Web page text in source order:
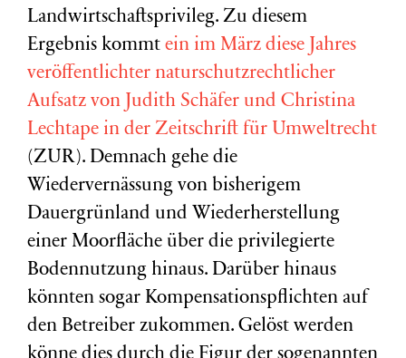
Landwirtschaftsprivileg. Zu diesem
Ergebnis kommt ein im März diese Jahres
veröffentlichter naturschutzrechtlicher
Aufsatz von Judith Schäfer und Christina
Lechtape in der Zeitschrift für Umweltrecht
(ZUR). Demnach gehe die
Wiedervernässung von bisherigem
Dauergrünland und Wiederherstellung
einer Moorfläche über die privilegierte
Bodennutzung hinaus. Darüber hinaus
könnten sogar Kompensationspflichten auf
den Betreiber zukommen. Gelöst werden